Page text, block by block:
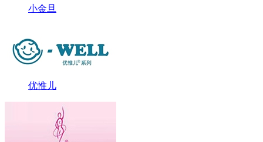
小金旦
优惟儿